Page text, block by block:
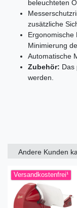
beleuchteten
zusätzliche
Ergonomische
Minimierung
Automatische
Zubehör: Das
werden.
Andere Kunden
Versandkostenfrei¹